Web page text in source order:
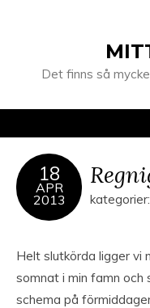
Det finns så
18
APR
2013 kategorier:
Helt slutkörda ligger vi
somnat i min famn
schema på